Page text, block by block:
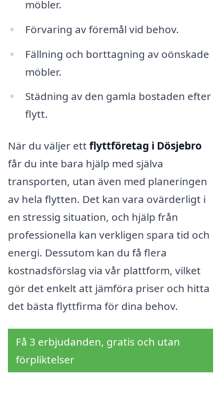
möbler.
Förvaring av föremål vid behov.
Fällning och borttagning av oönskade
möbler.
Städning av den gamla bostaden efter
flytt.
När du väljer ett flyttföretag i Dösjebro
får du inte bara hjälp med själva
transporten, utan även med planeringen
av hela flytten. Det kan vara ovärderligt i
en stressig situation, och hjälp från
professionella kan verkligen spara tid och
energi. Dessutom kan du få flera
kostnadsförslag via vår plattform, vilket
gör det enkelt att jämföra priser och hitta
det bästa flyttfirma för dina behov.
Få 3 erbjudanden, gratis och utan
förpliktelser